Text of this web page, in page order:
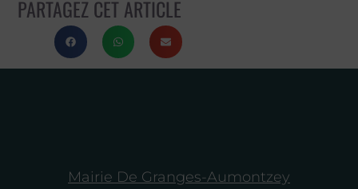
PARTAGEZ CET ARTICLE
Mairie De Granges-Aumontzey